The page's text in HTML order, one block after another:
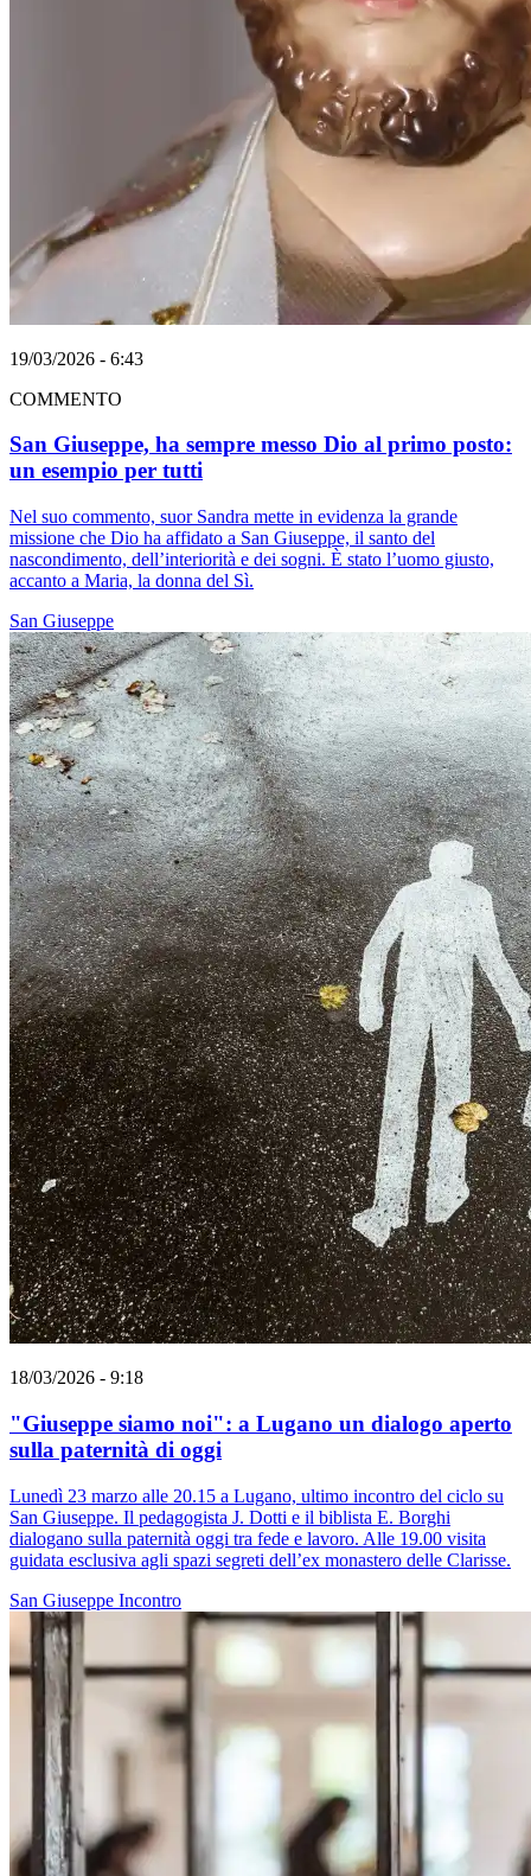
19/03/2026 - 6:43
COMMENTO
San Giuseppe, ha sempre messo Dio al primo posto:
un esempio per tutti
Nel suo commento, suor Sandra mette in evidenza la grande
missione che Dio ha affidato a San Giuseppe, il santo del
nascondimento, dell’interiorità e dei sogni. È stato l’uomo giusto,
accanto a Maria, la donna del Sì.
San Giuseppe
18/03/2026 - 9:18
"Giuseppe siamo noi": a Lugano un dialogo aperto
sulla paternità di oggi
Lunedì 23 marzo alle 20.15 a Lugano, ultimo incontro del ciclo su
San Giuseppe. Il pedagogista J. Dotti e il biblista E. Borghi
dialogano sulla paternità oggi tra fede e lavoro. Alle 19.00 visita
guidata esclusiva agli spazi segreti dell’ex monastero delle Clarisse.
San Giuseppe Incontro